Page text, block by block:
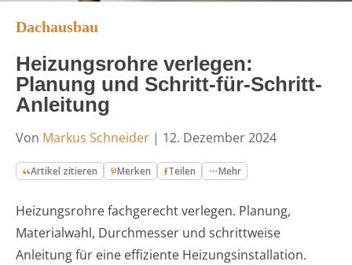
Dachausbau
Heizungsrohre verlegen:
Planung und Schritt-für-Schritt-
Anleitung
Von Markus Schneider | 12. Dezember 2024
Artikel zitieren Merken Teilen Mehr
Heizungsrohre fachgerecht verlegen. Planung,
Materialwahl, Durchmesser und schrittweise
Anleitung für eine effiziente Heizungsinstallation.